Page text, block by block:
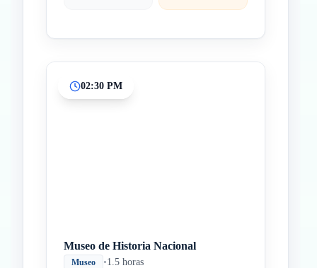
02:30 PM
Museo de Historia Nacional
Museo •1.5 horas